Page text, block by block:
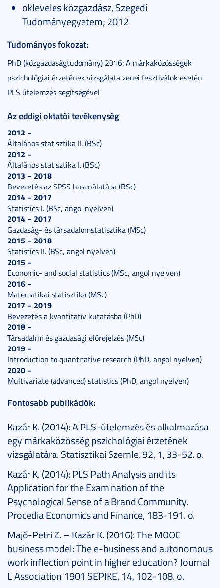
okleveles közgazdász, Szegedi
Tudományegyetem; 2012
Tudományos fokozat:
PhD (közgazdaságtudomány) 2016: A márkaközösségek
pszichológiai érzetének vizsgálata zenei fesztiválok esetén
PLS útelemzés segítségével
Az eddigi oktatói tevékenység
2012 –
Általános statisztika II. (BSc)
2012 –
Általános statisztika I. (BSc)
2013 – 2018
Bevezetés az SPSS használatába (BSc)
2014 – 2017
Statistics I. (BSc, angol nyelven)
2014 – 2017
Gazdaság- és társadalomstatisztika (MSc)
2015 – 2018
Statistics II. (BSc, angol nyelven)
2015 –
Economic- and social statistics (MSc, angol nyelven)
2016 –
Matematikai statisztika (MSc)
2017 – 2019
Bevezetés a kvantitatív kutatásba (PhD)
2018 –
Társadalmi és gazdasági előrejelzés (MSc)
2019 –
Introduction to quantitative research (PhD, angol nyelven)
2020 –
Multivariate (advanced) statistics (PhD, angol nyelven)
Fontosabb publikációk:
Kazár K. (2014): A PLS-útelemzés és alkalmazása
egy márkaközösség pszichológiai érzetének
vizsgálatára. Statisztikai Szemle, 92, 1, 33-52. o.
Kazár K. (2014): PLS Path Analysis and its
Application for the Examination of the
Psychological Sense of a Brand Community.
Procedia Economics and Finance, 183-191. o.
Majó-Petri Z. – Kazár K. (2016): The MOOC
business model: The e-business and autonomous
work inflection point in higher education? Journal
L Association 1901 SEPIKE, 14, 102-108. o.